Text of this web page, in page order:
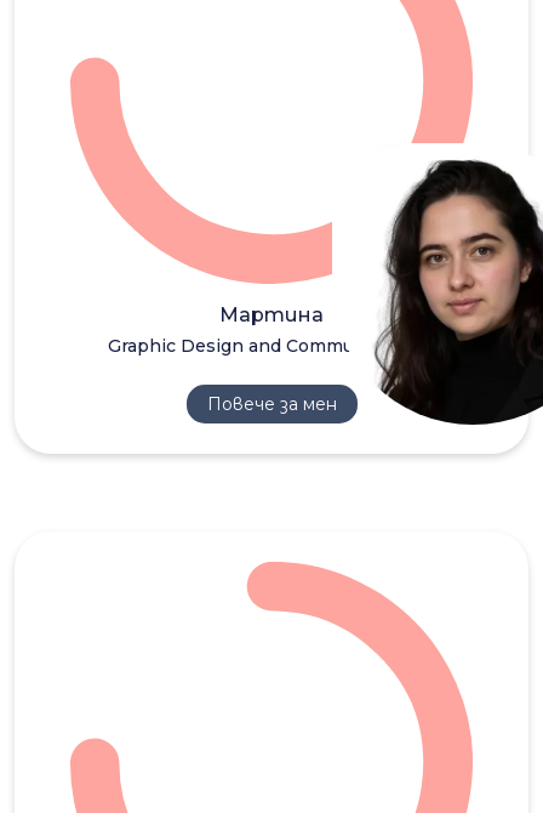
Мартина
Graphic Design and Communications
Повече за мен